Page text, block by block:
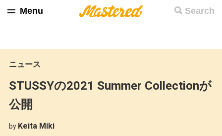
Search
Menu
ニュース
STUSSYの2021 Summer Collectionが
公開
by Keita Miki